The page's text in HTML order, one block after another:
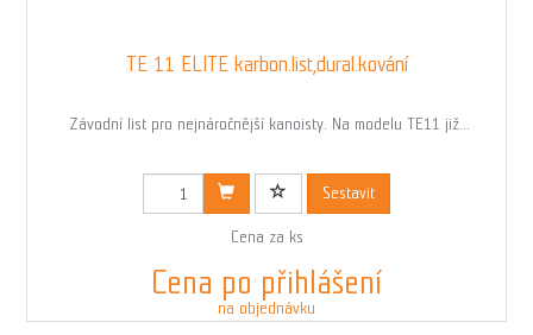
TE 11 ELITE karbon.list,dural.kování
Závodní list pro nejnáročnější kanoisty. Na modelu TE11 již...
Kód: 00685
Sestavit
Cena za ks
Cena po přihlášení
na objednávku